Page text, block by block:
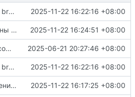
Merge branch 'master' of git.axenov.dev:IPTV/docs 2025-11-22 16:22:16 +08:00
Удалены и заигнорированы сгенерированные файлы сайта 2025-11-22 16:24:51 +08:00
Initial commit 2025-06-21 20:27:46 +08:00
Merge branch 'master' of git.axenov.dev:IPTV/docs 2025-11-22 16:22:16 +08:00
Уточнения по командам и аргументам iptvc 2025-11-22 16:17:25 +08:00